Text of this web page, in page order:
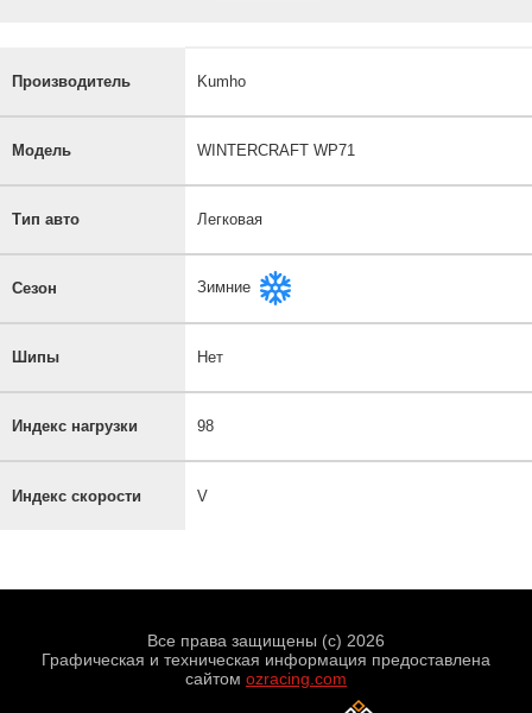
Производитель Kumho
Модель WINTERCRAFT WP71
Тип авто Легковая
Сезон Зимние
Шипы Нет
Индекс нагрузки 98
Индекс скорости V
Все права защищены (с) 2026
Графическая и техническая информация предоставлена
сайтом ozracing.com